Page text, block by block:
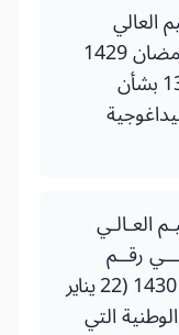
العالي
وتكوين الأطر صادر في 22 من رمضان 1429
(23 سبتمبر 2008) رقم 1371.07 بشأن
العـالـي
رقــم
140.09 صادر في 25 من محرم 1430 (22 يناير
التي